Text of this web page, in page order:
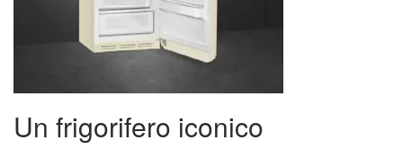
Un frigorifero iconico